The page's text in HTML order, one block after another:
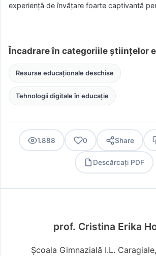
experiență de învățare foarte captivantă
Încadrare în categoriile științelor
Resurse educaționale deschise
Tehnologii digitale în educație
1.888 0 Share
Descărcați PDF
prof. Cristina Erika
Școala Gimnazială I.L.